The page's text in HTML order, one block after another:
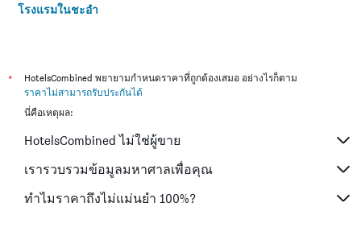
โรงแรมในชะอำ
โรงแรมในเกาะสมุย
โรงแรมในเซี่ยงไฮ้
โรงแรมในเกาะช้าง (ตราด)
โรงแรมในไทเป
โรงแรมในหาดใหญ่
โรงแรมในชลบุรี
*
HotelsCombined พยายามกำหนดราคาที่ถูกต้องเสมอ อย่างไรก็ตาม
ราคาไม่สามารถรับประกันได้
นี่คือเหตุผล:
HotelsCombined ไม่ใช่ผู้ขาย
เรารวบรวมข้อมูลมหาศาลเพื่อคุณ
ทำไมราคาถึงไม่แม่นยำ 100%?